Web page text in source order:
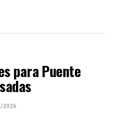
para Puente
2026